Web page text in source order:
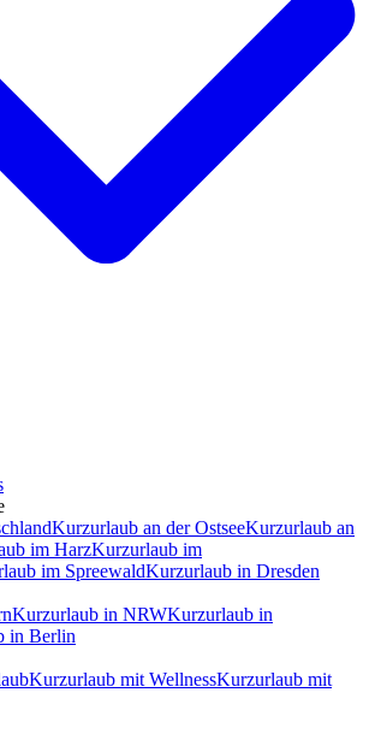
Kurzurlaub an der OstseeKurzurlaub an
im HarzKurzurlaub im
im SpreewaldKurzurlaub in Dresden
Kurzurlaub in NRWKurzurlaub in
in Berlin
Kurzurlaub mit WellnessKurzurlaub mit